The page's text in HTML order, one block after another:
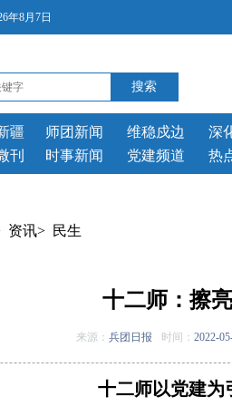
年8月7日
疆
师团新闻
刊 时事新闻
维稳戍边 深
党建频道
热
资讯> 民生
十二师：擦
来源： 兵团日报 时间： 2022-
十二师以党建